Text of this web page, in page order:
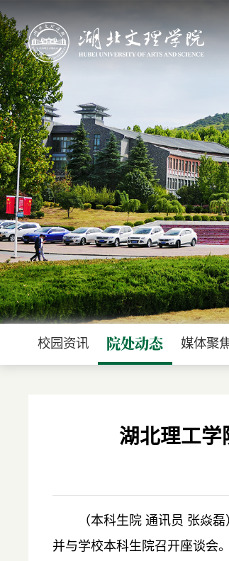
校园资讯 院处动态 媒体聚
湖北理工
（本科生院 通讯员 张焱
并与学校本科生院召开座谈会。